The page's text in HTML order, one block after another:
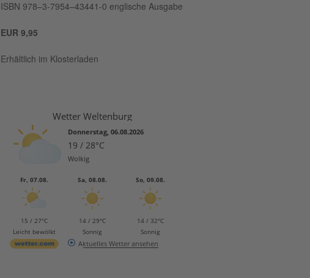
ISBN 978–3‑7954–43441‑0 englis­che Ausgabe
EUR 9,95
Erhältlich im Klosterladen
Wetter Weltenburg
Donnerstag, 06.08.2026
19 / 28°C
Wolkig
Fr, 07.08.
15 / 27°C
Leicht bewölkt
Sa, 08.08.
14 / 29°C
Sonnig
So, 09.08.
14 / 32°C
Sonnig
Aktuelles Wetter ansehen